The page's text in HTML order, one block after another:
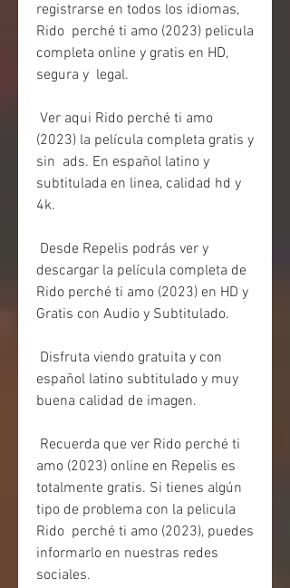
registrarse en todos los idiomas,
Rido  perché ti amo (2023) pelicula
completa online y gratis en HD,
segura y  legal.
(2023) la película completa gratis y
sin  ads. En español latino y
subtitulada en linea, calidad hd y
4k.
descargar la película completa de
Rido perché ti amo (2023) en HD y
Gratis con Audio y Subtitulado.
español latino subtitulado y muy
buena calidad de imagen.
amo (2023) online en Repelis es
totalmente gratis. Si tienes algún
tipo de problema con la pelicula
Rido  perché ti amo (2023), puedes
informarlo en nuestras redes
sociales.